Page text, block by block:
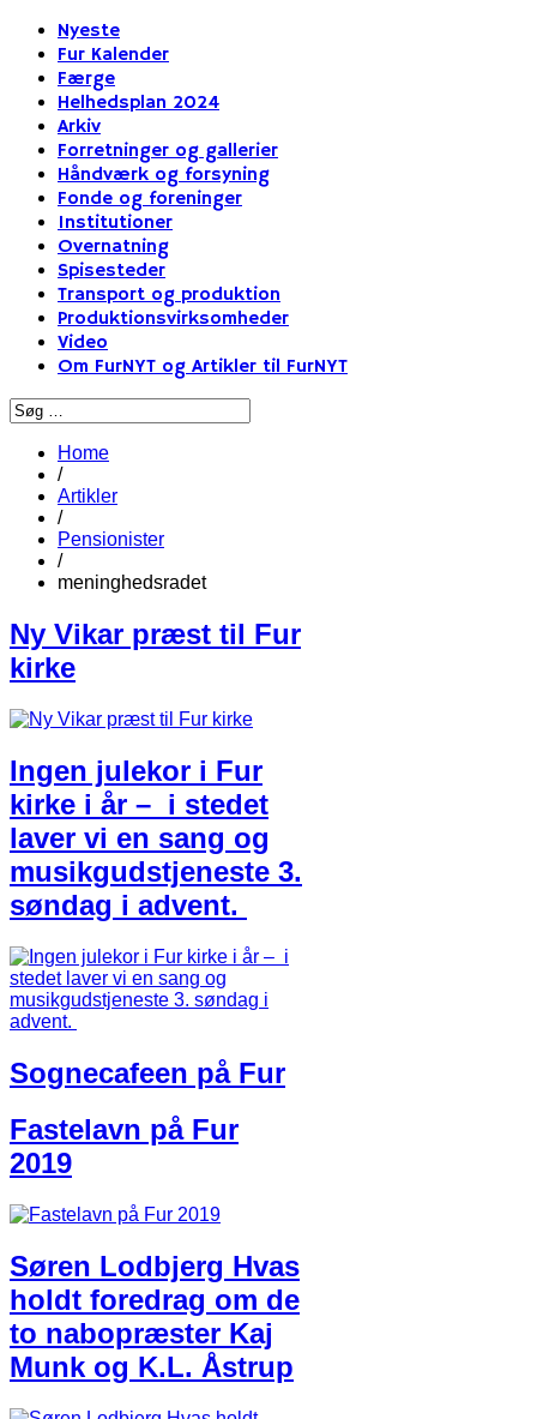
Nyeste
Fur Kalender
Færge
Helhedsplan 2024
Arkiv
Forretninger og gallerier
Håndværk og forsyning
Fonde og foreninger
Institutioner
Overnatning
Spisesteder
Transport og produktion
Produktionsvirksomheder
Video
Om FurNYT og Artikler til FurNYT
Home
/
Artikler
/
Pensionister
/
meninghedsradet
Ny Vikar præst til Fur
kirke
Ingen julekor i Fur
kirke i år – i stedet
laver vi en sang og
musikgudstjeneste 3.
søndag i advent.
Sognecafeen på Fur
Fastelavn på Fur
2019
Søren Lodbjerg Hvas
hold​t​ foredrag om de
to nabopræster Kaj
Munk og K.L. Åstrup